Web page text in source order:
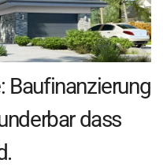
Baufinanzierung
dass